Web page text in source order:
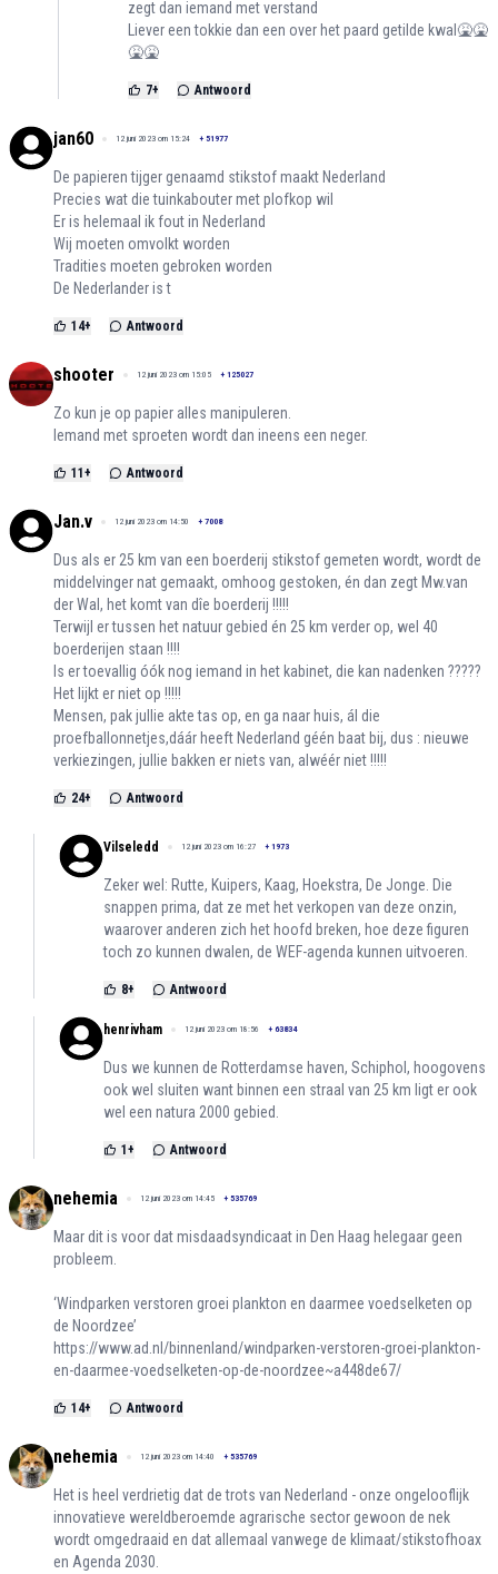
zegt dan iemand met verstand
Liever een tokkie dan een over het paard getilde kwal🤮🤮
🤮🤮
7+ Antwoord
jan60 12 juni 2023 om 15:24 + 51977
De papieren tijger genaamd stikstof maakt Nederland
Precies wat die tuinkabouter met plofkop wil
Er is helemaal ik fout in Nederland
Wij moeten omvolkt worden
Tradities moeten gebroken worden
De Nederlander is t
14+ Antwoord
shooter 12 juni 2023 om 15:05 + 125027
Zo kun je op papier alles manipuleren.
Iemand met sproeten wordt dan ineens een neger.
11 + Antwoord
Jan.v 12 juni 2023 om 14:50 + 7008
Dus als er 25 km van een boerderij stikstof gemeten wordt, wordt de
middelvinger nat gemaakt, omhoog gestoken, én dan zegt Mw.van
der Wal, het komt van dîe boerderij !!!!!
Terwijl er tussen het natuur gebied én 25 km verder op, wel 40
boerderijen staan !!!!
Is er toevallig óók nog iemand in het kabinet, die kan nadenken ?????
Het lijkt er niet op !!!!!
Mensen, pak jullie akte tas op, en ga naar huis, ál die
proefballonnetjes,dáár heeft Nederland géén baat bij, dus : nieuwe
verkiezingen, jullie bakken er niets van, alwéér niet !!!!!
24+ Antwoord
Vilseledd 12 juni 2023 om 16:27 + 1973
Zeker wel: Rutte, Kuipers, Kaag, Hoekstra, De Jonge. Die
snappen prima, dat ze met het verkopen van deze onzin,
waarover anderen zich het hoofd breken, hoe deze figuren
toch zo kunnen dwalen, de WEF-agenda kunnen uitvoeren.
8+ Antwoord
henrivham 12 juni 2023 om 18:56 + 63834
Dus we kunnen de Rotterdamse haven, Schiphol, hoogovens
ook wel sluiten want binnen een straal van 25 km ligt er ook
wel een natura 2000 gebied.
1 + Antwoord
nehemia 12 juni 2023 om 14:45 + 535769
Maar dit is voor dat misdaadsyndicaat in Den Haag helegaar geen
probleem.
‘Windparken verstoren groei plankton en daarmee voedselketen op
de Noordzee’
https://www.ad.nl/binnenland/windparken-verstoren-groei-plankton-
en-daarmee-voedselketen-op-de-noordzee~a448de67/
14+ Antwoord
nehemia 12 juni 2023 om 14:40 + 535769
Het is heel verdrietig dat de trots van Nederland - onze ongelooflijk
innovatieve wereldberoemde agrarische sector gewoon de nek
wordt omgedraaid en dat allemaal vanwege de klimaat/stikstofhoax
en Agenda 2030.